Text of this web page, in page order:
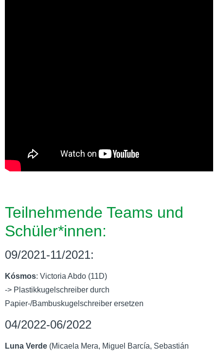
Teilnehmende Teams und
Schüler*innen:
09/2021-11/2021:
Kósmos: Victoria Abdo (11D)
-> Plastikkugelschreiber durch
Papier-/Bambuskugelschreiber ersetzen
04/2022-06/2022
Luna Verde (Micaela Mera, Miguel Barcía, Sebastián